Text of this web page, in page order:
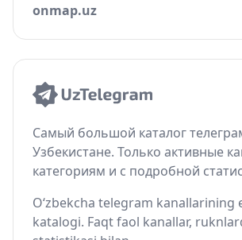
onmap.uz
Самый большой каталог
Узбекистане. Только активные
категориям и с подробной
O‘zbekcha telegram kanallarining
katalogi. Faqt faol kanallar,